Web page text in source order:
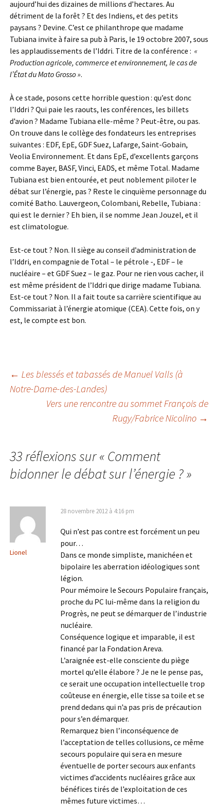
aujourd’hui des dizaines de millions d’hectares. Au
détriment de la forêt ? Et des Indiens, et des petits
paysans ? Devine. C’est ce philanthrope que madame
Tubiana invite à faire sa pub à Paris, le 19 octobre 2007, sous
les applaudissements de l’Iddri. Titre de la conférence : «
Production agricole, commerce et environnement, le cas de
l’État du Mato Grosso ».
À ce stade, posons cette horrible question : qu’est donc
l’Iddri ? Qui paie les raouts, les conférences, les billets
d’avion ? Madame Tubiana elle-même ? Peut-être, ou pas.
On trouve dans le collège des fondateurs les entreprises
suivantes : EDF, EpE, GDF Suez, Lafarge, Saint-Gobain,
Veolia Environnement. Et dans EpE, d’excellents garçons
comme Bayer, BASF, Vinci, EADS, et même Total. Madame
Tubiana est bien entourée, et peut noblement piloter le
débat sur l’énergie, pas ? Reste le cinquième personnage du
comité Batho. Lauvergeon, Colombani, Rebelle, Tubiana :
qui est le dernier ? Eh bien, il se nomme Jean Jouzel, et il
est climatologue.
Est-ce tout ? Non. Il siège au conseil d’administration de
l’Iddri, en compagnie de Total – le pétrole -, EDF – le
nucléaire – et GDF Suez – le gaz. Pour ne rien vous cacher, il
est même président de l’Iddri que dirige madame Tubiana.
Est-ce tout ? Non. Il a fait toute sa carrière scientifique au
Commissariat à l’énergie atomique (CEA). Cette fois, on y
est, le compte est bon.
Navigation
← Les blessés et tabassés de Manuel Valls (à
Notre-Dame-des-Landes)
Vers une rencontre au sommet François de
Rugy/Fabrice Nicolino →
33 réflexions sur « Comment
bidonner le débat sur l’énergie ?»
Lionel
28 novembre 2012 à 4:16 pm
Qui n’est pas contre est forcément un peu
pour…
Dans ce monde simpliste, manichéen et
bipolaire les aberration idéologiques sont
légion.
Pour mémoire le Secours Populaire français,
proche du PC lui-même dans la religion du
Progrès, ne peut se démarquer de l’industrie
nucléaire.
Conséquence logique et imparable, il est
financé par la Fondation Areva.
L’araignée est-elle consciente du piège
mortel qu’elle élabore ? Je ne le pense pas,
ce serait une occupation intellectuelle trop
coûteuse en énergie, elle tisse sa toile et se
prend dedans qui n’a pas pris de précaution
pour s’en démarquer.
Remarquez bien l’inconséquence de
l’acceptation de telles collusions, ce même
secours populaire qui sera en mesure
éventuelle de porter secours aux enfants
victimes d’accidents nucléaires grâce aux
bénéfices tirés de l’exploitation de ces
mêmes future victimes…